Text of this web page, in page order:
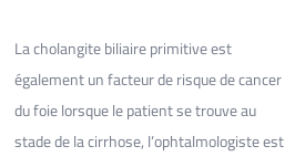
La cholangite biliaire primitive est
également un facteur de risque de cancer
du foie lorsque le patient se trouve au
stade de la cirrhose, l’ophtalmologiste est